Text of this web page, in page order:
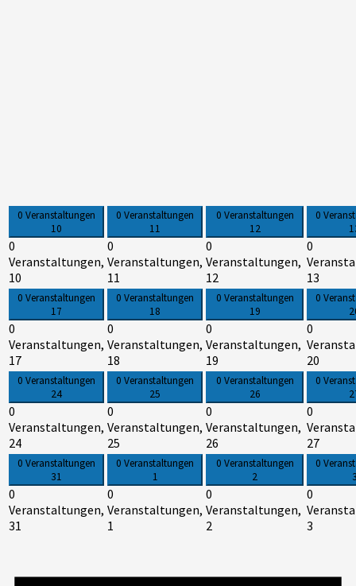
0 Veranstaltungen
10
0
Veranstaltungen,
10
0 Veranstaltungen
11
0
Veranstaltungen,
11
0 Veranstaltungen
12
0
Veranstaltungen,
12
0
0
13
0 Veranstaltungen
17
0
Veranstaltungen,
17
0 Veranstaltungen
18
0
Veranstaltungen,
18
0 Veranstaltungen
19
0
Veranstaltungen,
19
0
0
20
0 Veranstaltungen
24
0
Veranstaltungen,
24
0 Veranstaltungen
25
0
Veranstaltungen,
25
0 Veranstaltungen
26
0
Veranstaltungen,
26
0
0
27
0 Veranstaltungen
31
0
Veranstaltungen,
31
0 Veranstaltungen
1
0
Veranstaltungen,
1
0 Veranstaltungen
2
0
Veranstaltungen,
2
0
0
3